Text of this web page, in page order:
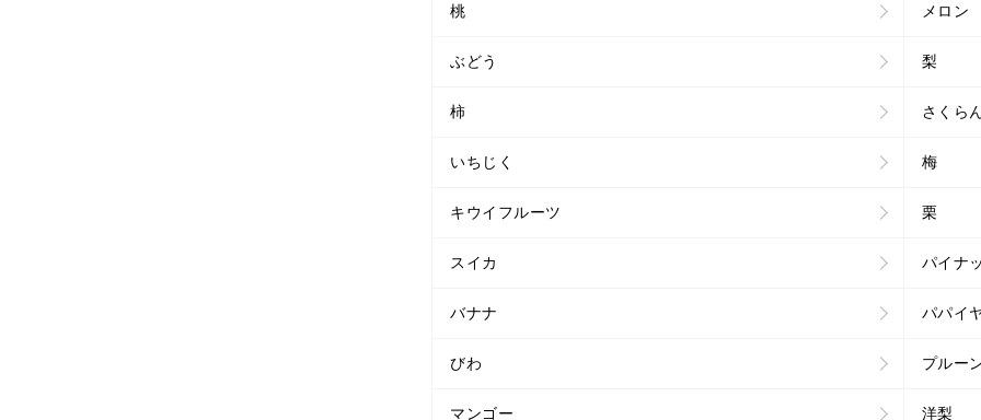
桃 メロン
ぶどう 梨
柿 さくら
いちじく 梅
キウイフルーツ 栗
スイカ パイナ
バナナ パパイ
びわ プルー
マンゴー 洋梨